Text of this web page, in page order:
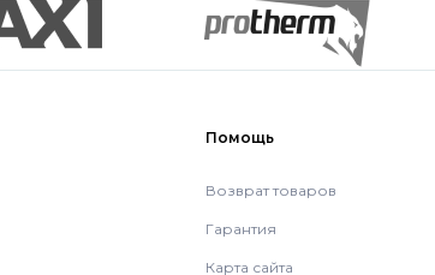
Помощь
Возврат товаров
Гарантия
Карта сайта